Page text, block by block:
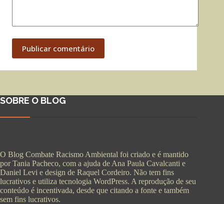
Publicar comentário
SOBRE O BLOG
O Blog Combate Racismo Ambiental foi criado e é mantido
por Tania Pacheco, com a ajuda de Ana Paula Cavalcanti e
Daniel Levi e design de Raquel Cordeiro. Não tem fins
lucrativos e utiliza tecnologia WordPress. A reprodução de seu
conteúdo é incentivada, desde que citando a fonte e também
sem fins lucrativos.